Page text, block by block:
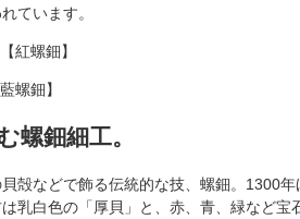
ています。
紅螺鈿】
螺鈿】
螺鈿細工。
殻などで飾る伝統的な技、螺鈿。1300
乳白色の「厚貝」と、赤、青、緑など